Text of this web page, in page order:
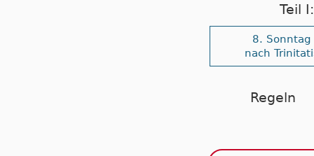
Teil
8. Sonntag
nach
Regeln